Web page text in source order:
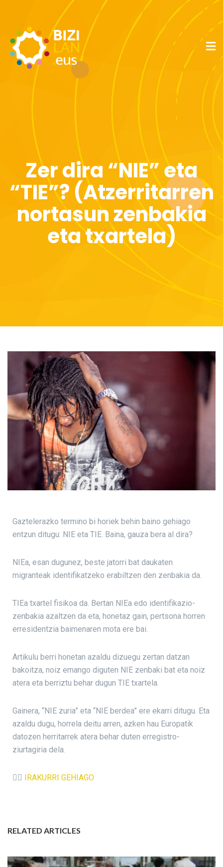
Zer dira “NIE” eta
“TIE”? (Atzerritarren
nortasun zenbakia
eta txartela)
Gaztelerazko termino bi horiek behin baino gehiago
entzun ditugu: NIE eta TIE. Baina, gauza bera al dira?
NIEa, esan dugunez, beste jatorri bat daukaten
migranteak identifikatzeko erabiltzen den zenbakia da.
TIEa txartel fisikoa da. Bertan NIEa edo identifikazio-
zenbakia azaltzen da eta, honetaz gain, pertsona horren
erresidentzia baimenaren mota ere bai.
Artikulu berri honetan azaldu dizuegu zertan datzan
bakoitza, noiz emango diguten NIE zenbaki bat eta noiz
atera eta berriztu behar dugun TIE txartela.
Gainera, “NIE zuria” eta “NIE berdea” ere ekarri ditugu. Eta
azaldu dugu, horrela deitu arren, azken hau Europatik
datozen herritarrek atera behar duten erregistro-
ziurtagiria dela.
👉🏼 IRAKURRI GEHIAGO
RELATED ARTICLES